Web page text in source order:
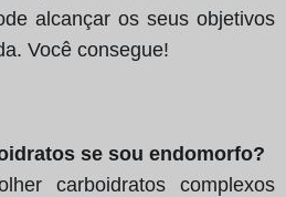
alcançar os seus objetivos
Você consegue!
se sou endomorfo?
carboidratos complexos